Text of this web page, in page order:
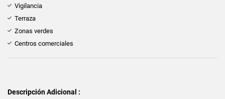
Vigilancia
Terraza
Zonas verdes
Centros comerciales
Descripción Adicional :